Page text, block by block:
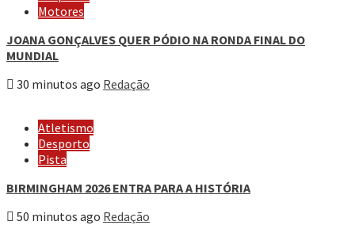
Motores
JOANA GONÇALVES QUER PÓDIO NA RONDA FINAL DO
MUNDIAL
30 minutos ago Redação
Atletismo
Desporto
Pista
BIRMINGHAM 2026 ENTRA PARA A HISTÓRIA
50 minutos ago Redação